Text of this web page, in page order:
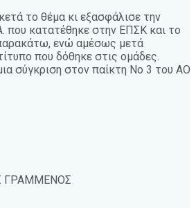
το θέμα κι εξασφάλισε την
που κατατέθηκε στην ΕΠΣΚ και το
ενώ αμέσως μετά
που δόθηκε στις ομάδες.
σύγκριση στον παίκτη Νο 3 του ΑΟ
ΓΡΑΜΜΕΝΟΣ